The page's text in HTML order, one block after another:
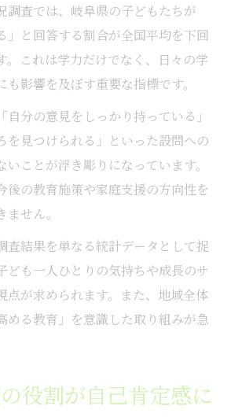
共生力と自己肯定感の育成戦略
料に基づく自己肯定感向上策
調査では、岐阜県の子どもたちが
」と回答する割合が全国平均を下回
。これは学力だけでなく、日々の学
影響を及ぼす重要な指標です。
分の意見をしっかり持っている」
を見つけられる」といった設問への
ことが浮き彫りになっています。
後の教育施策や家庭支援の方向性を
せん。
査結果を単なる統計データとして捉
ども一人ひとりの気持ちや成長のサ
点が求められます。また、地域全体
める教育」を意識した取り組みが急
役割が自己肯定感に